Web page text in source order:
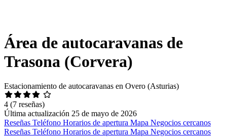
Área de autocaravanas de
Trasona (Corvera)
Estacionamiento de autocaravanas en Overo (Asturias)
4 (7 reseñas)
Última actualización 25 de mayo de 2026
Reseñas Teléfono Horarios de apertura Mapa Negocios cercanos
Reseñas Teléfono Horarios de apertura Mapa Negocios cercanos